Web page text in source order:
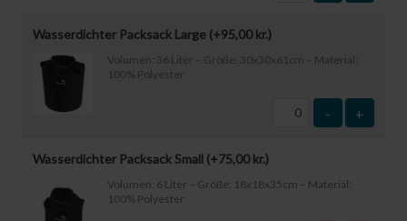
Wasserdichter Packsack Large (+95,00kr.)
Volumen: 36 Liter – Größe: 30x30x61cm – Material:
100% Polyester
- +
Wasserdichter Packsack Small (+75,00kr.)
Volumen: 6 Liter – Größe: 18x18x35cm – Material:
100% Polyester